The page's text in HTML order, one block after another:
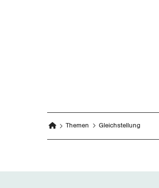
Themen Gleichstellung